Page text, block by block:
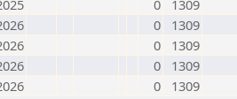
0
1309
0
1309
0
1309
0
1309
0 1309